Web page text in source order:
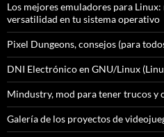
Los mejores emuladores para
versatilidad en tu sistema operativo
Pixel Dungeons, consejos (para
DNI Electrónico en GNU/Linux
Mindustry, mod para tener trucos y
Galería de los proyectos de